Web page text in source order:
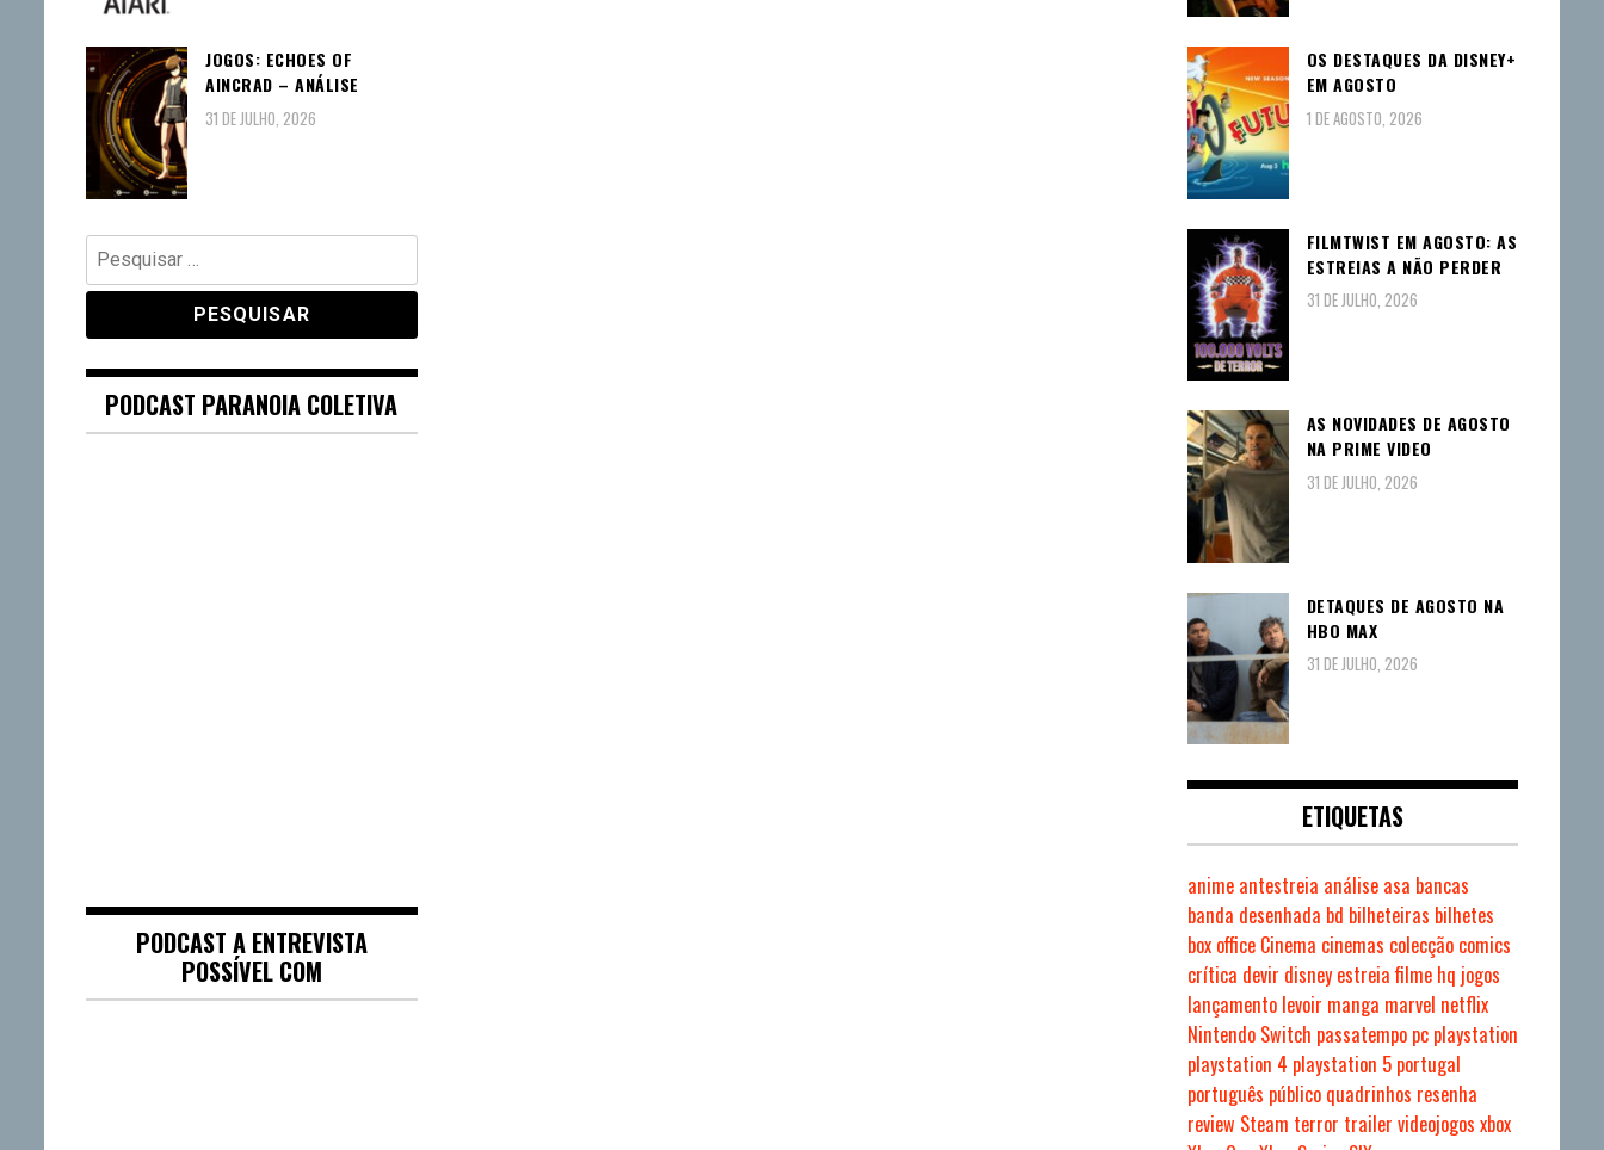
JOGOS: ECHOES OF
AINCRAD – ANÁLISE
31 DE JULHO, 2026
Pesquisar
por:
PODCAST PARANOIA COLETIVA
PODCAST A ENTREVISTA
POSSÍVEL COM
OS DESTAQUES DA DISNEY+
EM AGOSTO
1 DE AGOSTO, 2026
FILMTWIST EM AGOSTO: AS
ESTREIAS A NÃO PERDER
31 DE JULHO, 2026
AS NOVIDADES DE AGOSTO
NA PRIME VIDEO
31 DE JULHO, 2026
DETAQUES DE AGOSTO NA
HBO MAX
31 DE JULHO, 2026
ETIQUETAS
anime antestreia análise asa bancas
banda desenhada bd bilheteiras bilhetes
box office Cinema cinemas colecção comics
crítica devir disney estreiafilme hq jogos
lançamento levoir manga marvel netflix
Nintendo Switch passatempo pc playstation
playstation 4 playstation 5 portugal
português público quadrinhos resenha
review Steam terror trailer videojogos xbox